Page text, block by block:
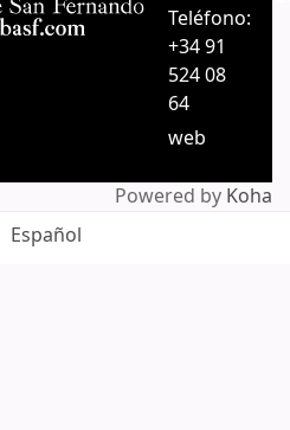
Teléfono:
+34 91
524 08
64
web
Powered by Koha
Español